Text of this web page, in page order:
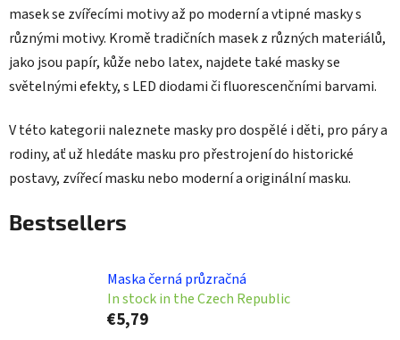
masek se zvířecími motivy až po moderní a vtipné masky s
různými motivy. Kromě tradičních masek z různých materiálů,
jako jsou papír, kůže nebo latex, najdete také masky se
světelnými efekty, s LED diodami či fluorescenčními barvami.
V této kategorii naleznete masky pro dospělé i děti, pro páry a
rodiny, ať už hledáte masku pro přestrojení do historické
postavy, zvířecí masku nebo moderní a originální masku.
Bestsellers
Maska černá průzračná
In stock in the Czech Republic
€5,79